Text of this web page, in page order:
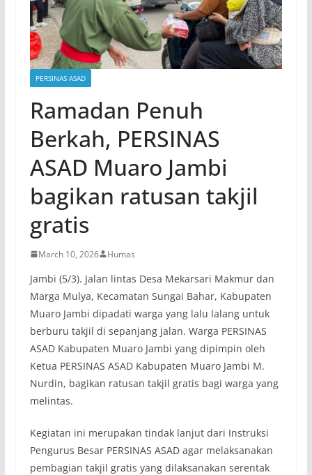
PERSINAS ASAD
Ramadan Penuh
Berkah, PERSINAS
ASAD Muaro Jambi
bagikan ratusan takjil
gratis
March 10, 2026 Humas
Jambi (5/3). Jalan lintas Desa Mekarsari Makmur dan
Marga Mulya, Kecamatan Sungai Bahar, Kabupaten
Muaro Jambi dipadati warga yang lalu lalang untuk
berburu takjil di sepanjang jalan. Warga PERSINAS
ASAD Kabupaten Muaro Jambi yang dipimpin oleh
Ketua PERSINAS ASAD Kabupaten Muaro Jambi M.
Nurdin, bagikan ratusan takjil gratis bagi warga yang
melintas.
Kegiatan ini merupakan tindak lanjut dari Instruksi
Pengurus Besar PERSINAS ASAD agar melaksanakan
pembagian takjil gratis yang dilaksanakan serentak